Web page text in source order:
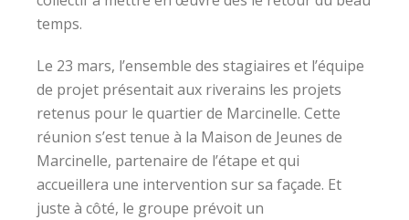
temps.
Le 23 mars, l’ensemble des stagiaires et l’équipe
de projet présentait aux riverains les projets
retenus pour le quartier de Marcinelle. Cette
réunion s’est tenue à la Maison de Jeunes de
Marcinelle, partenaire de l’étape et qui
accueillera une intervention sur sa façade. Et
juste à côté, le groupe prévoit un